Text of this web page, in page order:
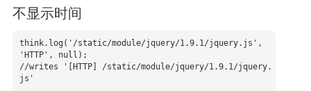
不显示时间
think.log('/static/module/jquery/1.9.1/jquery.js',
'HTTP', null);
//writes '[HTTP] /static/module/jquery/1.9.1/jquery.
js'